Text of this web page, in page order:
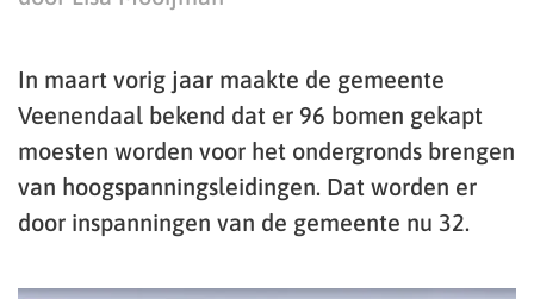
In maart vorig jaar maakte de gemeente
Veenendaal bekend dat er 96 bomen gekapt
moesten worden voor het ondergronds brengen
van hoogspanningsleidingen. Dat worden er
door inspanningen van de gemeente nu 32.